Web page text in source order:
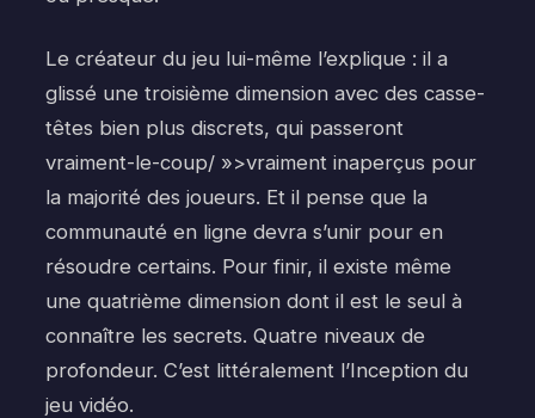
Le créateur du jeu lui-même l’explique : il a
glissé une troisième dimension avec des casse-
têtes bien plus discrets, qui passeront
vraiment-le-coup/ »>vraiment inaperçus pour
la majorité des joueurs. Et il pense que la
communauté en ligne devra s’unir pour en
résoudre certains. Pour finir, il existe même
une quatrième dimension dont il est le seul à
connaître les secrets. Quatre niveaux de
profondeur. C’est littéralement l’Inception du
jeu vidéo.